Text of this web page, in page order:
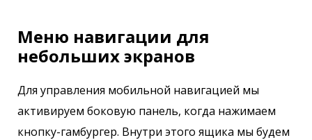
Меню навигации для
небольших экранов
Для управления мобильной навигацией мы
активируем боковую панель, когда нажимаем
кнопку-гамбургер. Внутри этого ящика мы будем